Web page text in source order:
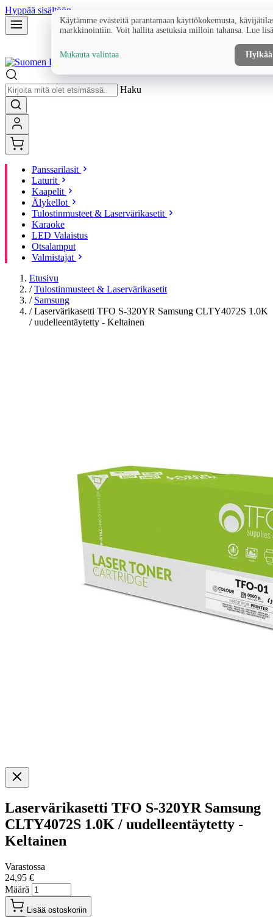
Hyppää sisältöön
Haku
Panssarilasit
Laturit
Kaapelit
Älykellot
Tulostinmusteet & Laservärikasetit
Karaoke
LED Valaistus
Otsalamput
Valmistajat
Etusivu
/ Tulostinmusteet & Laservärikasetit
/ Samsung
/ Laservärikasetti TFO S-320YR Samsung CLTY4072S 1.0K
/ uudelleentäytetty - Keltainen
Laservärikasetti TFO S-320YR Samsung
CLTY4072S 1.0K / uudelleentäytetty -
Keltainen
Varastossa
24,95 €
Määrä
Lisää ostoskoriin
Käytämme evästeitä parantamaan käyttökokemusta,
markkinointiin. Voit hallita asetuksia milloin tahansa. Lue
Mukauta valintaa Hylkää